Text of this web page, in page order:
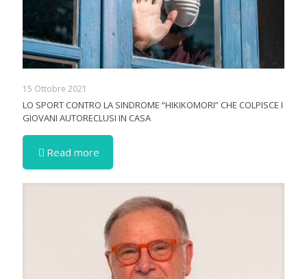
15 Ottobre 2021
LO SPORT CONTRO LA SINDROME “HIKIKOMORI” CHE COLPISCE I
GIOVANI AUTORECLUSI IN CASA
Read more